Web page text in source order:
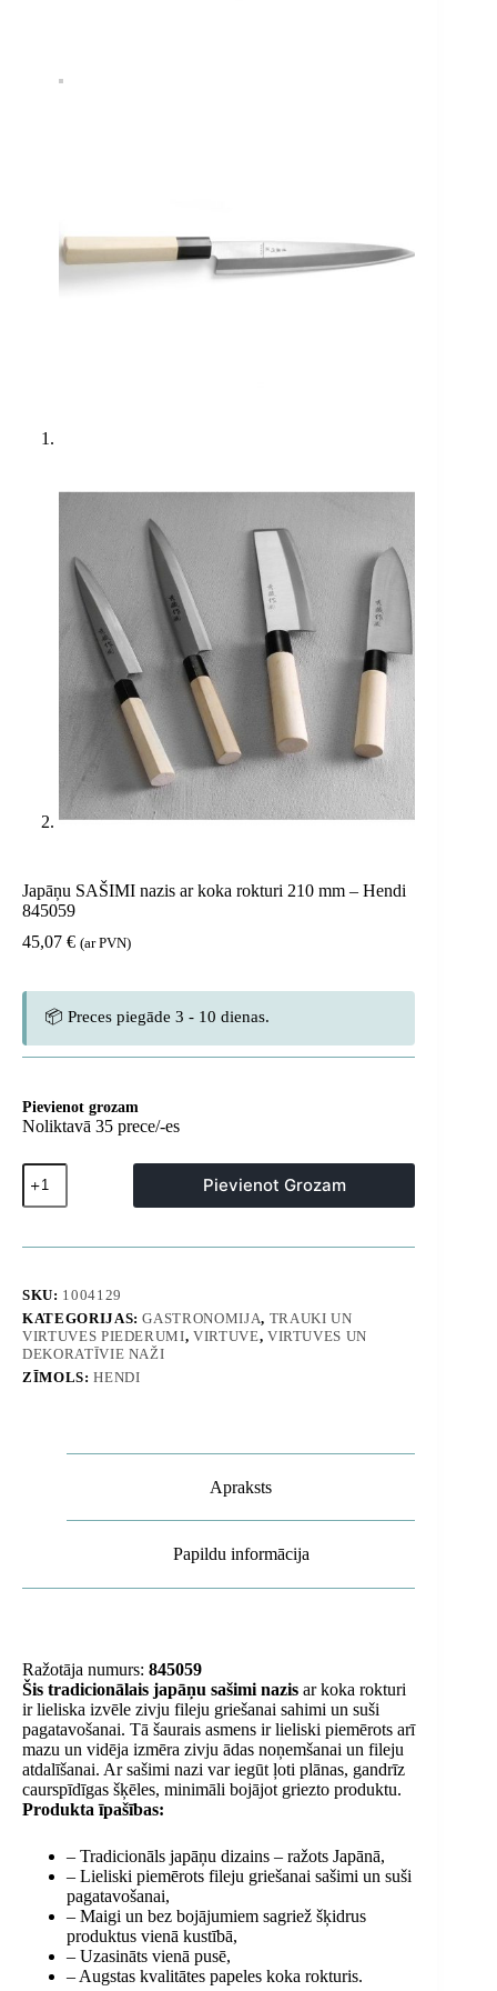
Japāņu SAŠIMI nazis ar koka rokturi 210 mm – Hendi
845059
45,07 € (ar PVN)
📦 Preces piegāde 3 - 10 dienas.
Pievienot grozam
Noliktavā 35 prece/-es
Japāņu
SAŠIMI
nazis
koka
mm
-
Hendi
845059
daudzums
Pievienot Grozam
SKU: 1004129
KATEGORIJAS:GASTRONOMIJA, TRAUKI UN
VIRTUVES PIEDERUMI,VIRTUVE, VIRTUVES UN
DEKORATĪVIE NAŽI
ZĪMOLS:HENDI
Apraksts
Papildu informācija
Ražotāja numurs: 845059
Šis tradicionālais japāņu sašimi nazis ar koka rokturi
ir lieliska izvēle zivju fileju griešanai sahimi un suši
pagatavošanai. Tā šaurais asmens ir lieliski piemērots arī
mazu un vidēja izmēra zivju ādas noņemšanai un fileju
atdalīšanai. Ar sašimi nazi var iegūt ļoti plānas, gandrīz
caurspīdīgas šķēles, minimāli bojājot griezto produktu.
Produkta īpašības:
– Tradicionāls japāņu dizains – ražots Japānā,
– Lieliski piemērots fileju griešanai sašimi un suši
pagatavošanai,
– Maigi un bez bojājumiem sagriež šķidrus
produktus vienā kustībā,
– Uzasināts vienā pusē,
– Augstas kvalitātes papeles koka rokturis.